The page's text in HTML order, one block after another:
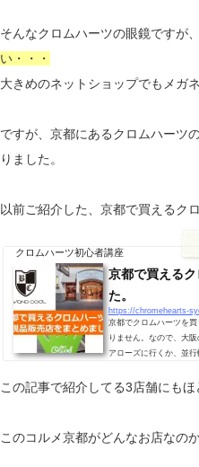
そんなクロムハーツの眼鏡ですが
い・・・
大きめのネットショップでもメガ
ですが、京都にあるクロムハーツ
りました。
以前ご紹介した、京都で買えるク
クロムハーツ初心者講座
京都で買える
た。
https://chromehearts-
京都でクロムハーツを
りません。なので、大
アローズに行くか、並
O UNITED ARROWS
この記事で紹介してる3店舗にもほ
このコルメ京都がどんなお店なの